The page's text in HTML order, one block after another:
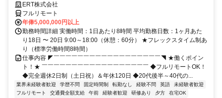
ERT株式会社
フルリモート
年俸5,000,000円以上
勤務時間詳細 実働時間：1日あたり8時間 平均勤務日数：1ヶ月あた
り18日 〜 20日 9:00～18:00（休憩：60分） ★フレックスタイム制あ
り（標準労働時間8時間）
仕事内容 ◤￣￣￣￣￣￣￣￣￣￣￣￣￣￣￣￣￣￣◥ ★働くポイン
ト！★ ￣￣￣￣￣￣￣￣￣￣￣￣￣￣￣￣￣￣ ◆フルリモートOK！
◆完全週休2日制（土日祝）＆年休120日 ◆20代後半～40代の...
業界未経験者歓迎 学歴不問 固定時間制 転勤なし 経験不問 英語
未経験者歓迎
フルリモート
交通費全額支給 午前 経験者歓迎 研修あり 夕方
在宅OK